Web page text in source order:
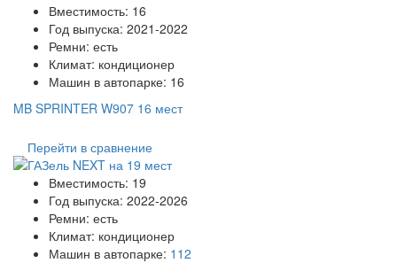
Вместимость: 16
Год выпуска: 2021-2022
Ремни: есть
Климат: кондиционер
Машин в автопарке: 16
MB SPRINTER W907 16 мест
Перейти в сравнение
Вместимость: 19
Год выпуска: 2022-2026
Ремни: есть
Климат: кондиционер
Машин в автопарке: 112